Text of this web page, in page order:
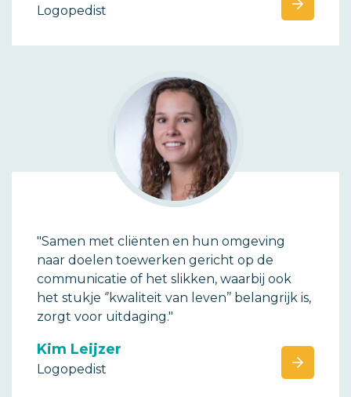
Logopedist
"Samen met cliënten en hun omgeving
naar doelen toewerken gericht op de
communicatie of het slikken, waarbij ook
het stukje ‘’kwaliteit van leven’’ belangrijk is,
zorgt voor uitdaging."
Kim Leijzer
Logopedist